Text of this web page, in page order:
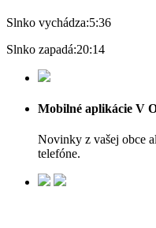
Slnko vychádza:5:36
Slnko zapadá:20:14
Mobilné aplikácie V
Novinky z vašej obce
telefóne.